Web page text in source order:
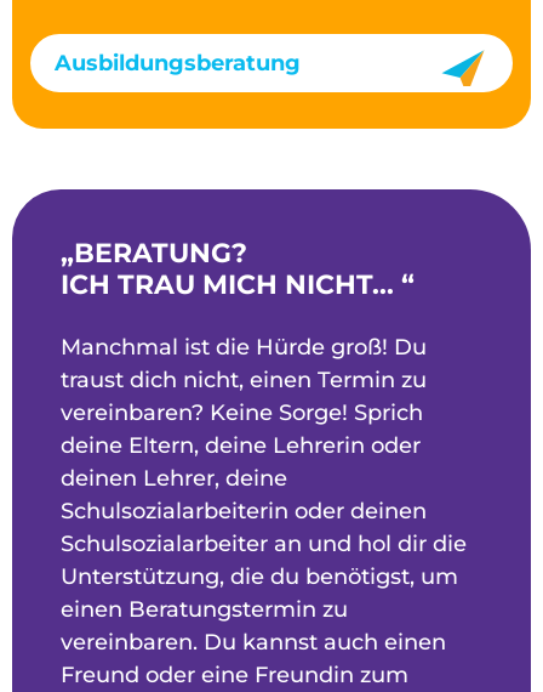
Ausbildungsberatung
„BERATUNG?
ICH TRAU MICH NICHT... “
Manchmal ist die Hürde groß! Du
traust dich nicht, einen Termin zu
vereinbaren? Keine Sorge! Sprich
deine Eltern, deine Lehrerin oder
deinen Lehrer, deine
Schulsozialarbeiterin oder deinen
Schulsozialarbeiter an und hol dir die
Unterstützung, die du benötigst, um
einen Beratungstermin zu
vereinbaren. Du kannst auch einen
Freund oder eine Freundin zum